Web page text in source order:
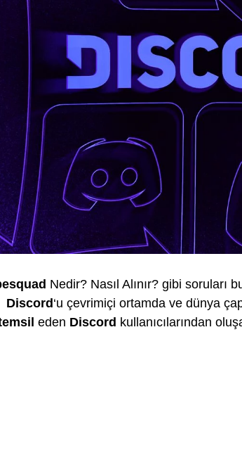
Nedir? Nasıl Alınır? gibi soruları
Discord‘u çevrimiçi ortamda ve dünya
eden Discord kullanıcılarından